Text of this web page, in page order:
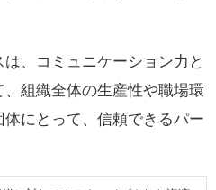
、コミュニケーション力と
組織全体の生産性や職場環
にとって、信頼できるパー